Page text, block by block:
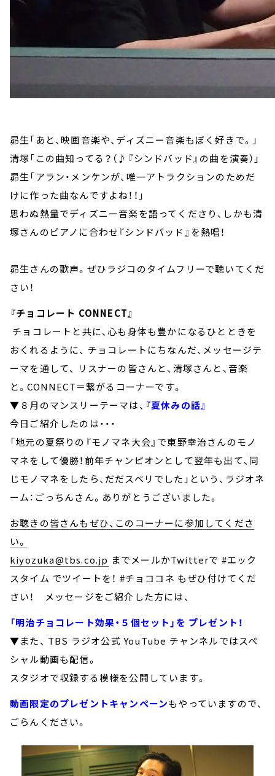
昴生「あと、映画音楽や、ディズニー音楽もぼく好きで。」
清塚「この曲知ってる？（♪『シンドバッド』の曲を演奏）」
昴生「アラン・メンケンが、唯一アトラクションのためだ
けに作った曲なんですよね！！」
思わぬ熱量でディズニー音楽を語ってくださり、しかも清
塚さんのピアノに合わせ『シンドバッド』を熱唱！
昴生さんの歌声。ぜひラジコのタイムフリーで聴いてくだ
さい！
『チョコレート CONNECT』
チョコレートと共に、心も身体も豊かになるひとときを
おくれるように、 チョコレートにちなんだ、メッセージテ
ーマを通して、 リスナーの皆さんと、清塚さんと、音楽
と。CONNECT＝繋がるコーナーです。
▼８月のマンスリーテーマは、 『夏休みの話』
今日ご紹介したのは・・・
「地元の夏祭りの『モノマネ大会』で東野幸治さんのモノ
マネをして優勝！前年チャンピオンとして翌年も出て、同
じモノマネをしたら、だだスベリでした」という、ラジオネ
ーム：ごっちんさん。ありがとうございました。
お聴きの皆さんもぜひ、このコーナーに参加してくださ
い。
kiyozuka@tbs.co.jp までメールかTwitterで #エック
スタイム でツイートを！ #チョココネ もぜひ付けてくだ
さい！ メッセージをご紹介した方には、
「明治チョコレート効果・５個セット」を プレゼント！
▼また、 TBS ラジオ公式 YouTube チャンネルではスペ
シャル動画も配信。
スタジオで収録する模様を公開しています。
動画限定のプレゼントキャンペーンもやっていますので、
ごらんください。